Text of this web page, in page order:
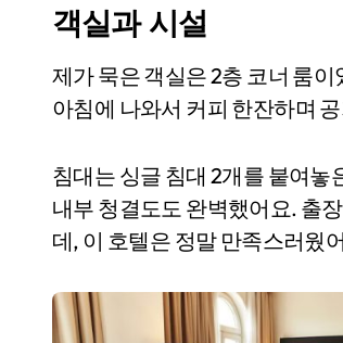
객실과 시설
제가 묵은 객실은 2층 코너 룸
아침에 나와서 커피 한잔하며
침대는 싱글 침대 2개를 붙여
내부 청결도도 완벽했어요. 출
데, 이 호텔은 정말 만족스러웠